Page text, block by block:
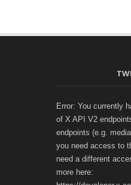
Error: You currently
of X API V2
endpoints (e.g.
you need access to
need a different
more here: